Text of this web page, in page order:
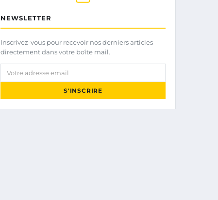
NEWSLETTER
Inscrivez-vous pour recevoir nos derniers articles
directement dans votre boîte mail.
Votre adresse email
S'INSCRIRE